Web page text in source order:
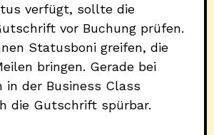
verfügt, sollte die
vor Buchung prüfen.
Statusboni greifen, die
bringen. Gerade bei
in der Business Class
die Gutschrift spürbar.